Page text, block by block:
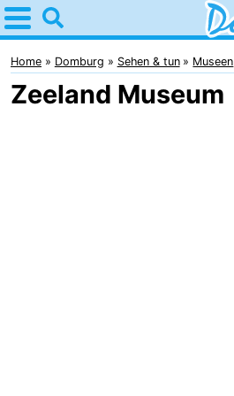
Home
Domburg
Tipps
Home Domburg Sehen & tun Museen
Zeeland Museum